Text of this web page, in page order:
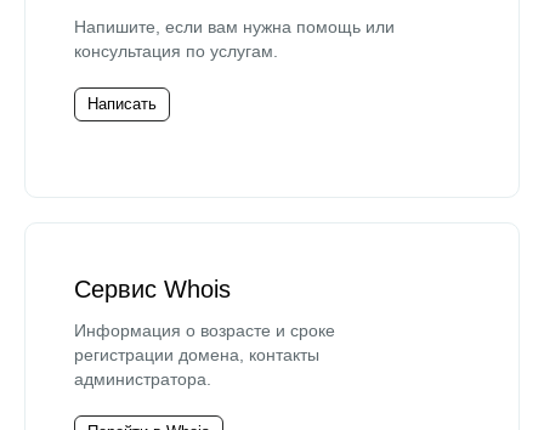
Напишите, если вам нужна помощь или
консультация по услугам.
Написать
Сервис Whois
Информация о возрасте и сроке
регистрации домена, контакты
администратора.